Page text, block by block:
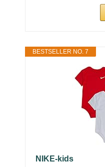
BESTSELLER NO. 7
NIKE-kids